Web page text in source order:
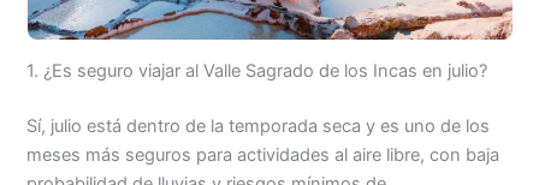
1. ¿Es seguro viajar al Valle Sagrado de los Incas en julio?
Sí, julio está dentro de la temporada seca y es uno de los
meses más seguros para actividades al aire libre, con baja